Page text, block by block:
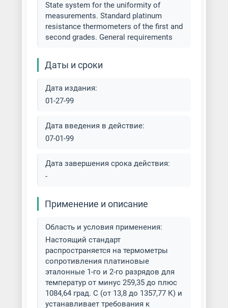
State system for the uniformity of
measurements. Standard platinum
resistance thermometers of the first and
second grades. General requirements
Даты и сроки
Дата издания:
01-27-99
Дата введения в действие:
07-01-99
Дата завершения срока действия:
-
Применение и описание
Область и условия применения:
Настоящий стандарт
распространяется на термометры
сопротивления платиновые
эталонные 1-го и 2-го разрядов для
температур от минус 259,35 до плюс
1084,64 град. С (от 13,8 до 1357,77 К) и
устанавливает требования к